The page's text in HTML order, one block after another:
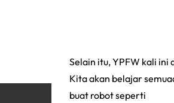
Selain itu, YPFW kali ini
Kita akan belajar
buat robot seperti